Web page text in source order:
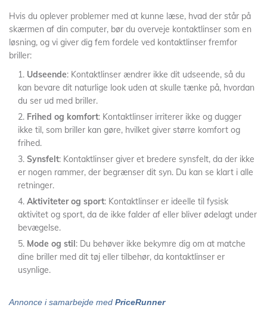
Hvis du oplever problemer med at kunne læse, hvad der står på
skærmen af din computer, bør du overveje kontaktlinser som en
løsning, og vi giver dig fem fordele ved kontaktlinser fremfor
briller:
Udseende: Kontaktlinser ændrer ikke dit udseende, så du
kan bevare dit naturlige look uden at skulle tænke på, hvordan
du ser ud med briller.
Frihed og komfort: Kontaktlinser irriterer ikke og dugger
ikke til, som briller kan gøre, hvilket giver større komfort og
frihed.
Synsfelt: Kontaktlinser giver et bredere synsfelt, da der ikke
er nogen rammer, der begrænser dit syn. Du kan se klart i alle
retninger.
Aktiviteter og sport: Kontaktlinser er ideelle til fysisk
aktivitet og sport, da de ikke falder af eller bliver ødelagt under
bevægelse.
Mode og stil: Du behøver ikke bekymre dig om at matche
dine briller med dit tøj eller tilbehør, da kontaktlinser er
usynlige.
Annonce i samarbejde med PriceRunner